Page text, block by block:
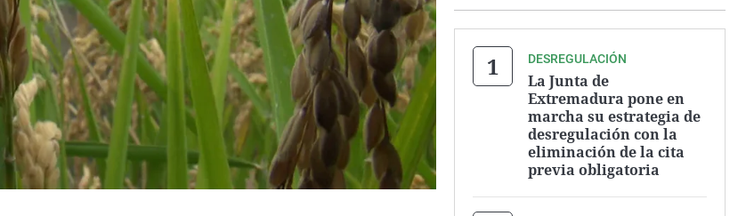
DESREGULACIÓN
La Junta de
Extremadura pone en
marcha su estrategia de
desregulación con la
eliminación de la cita
previa obligatoria